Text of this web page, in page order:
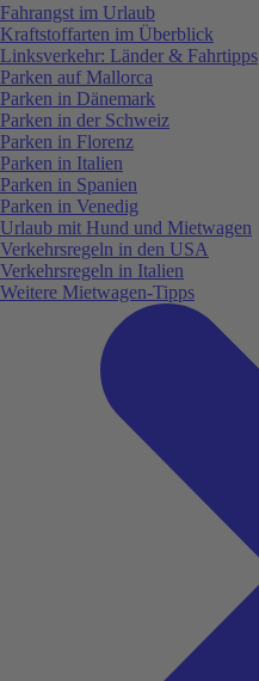
Fahrangst im Urlaub
Kraftstoffarten im Überblick
Linksverkehr: Länder & Fahrtipps
Parken auf Mallorca
Parken in Dänemark
Parken in der Schweiz
Parken in Florenz
Parken in Italien
Parken in Spanien
Parken in Venedig
Urlaub mit Hund und Mietwagen
Verkehrsregeln in den USA
Verkehrsregeln in Italien
Weitere Mietwagen-Tipps